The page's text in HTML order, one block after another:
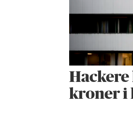
kroner i